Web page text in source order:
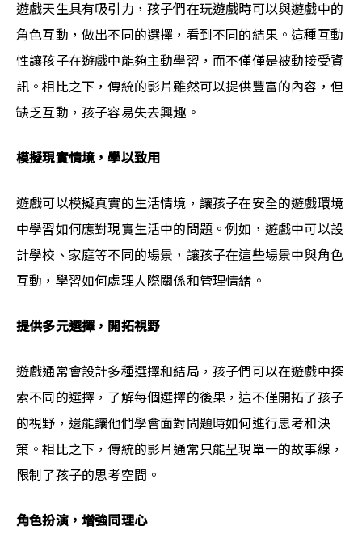
遊戲天生具有吸引力，孩子們在玩遊戲時可以與遊戲中的
角色互動，做出不同的選擇，看到不同的結果。這種互動
性讓孩子在遊戲中能夠主動學習，而不僅僅是被動接受資
訊。相比之下，傳統的影片雖然可以提供豐富的內容，但
缺乏互動，孩子容易失去興趣。
模擬現實情境，學以致用
遊戲可以模擬真實的生活情境，讓孩子在安全的遊戲環境
中學習如何應對現實生活中的問題。例如，遊戲中可以設
計學校、家庭等不同的場景，讓孩子在這些場景中與角色
互動，學習如何處理人際關係和管理情緒。
提供多元選擇，開拓視野
遊戲通常會設計多種選擇和結局，孩子們可以在遊戲中探
索不同的選擇，了解每個選擇的後果，這不僅開拓了孩子
的視野，還能讓他們學會面對問題時如何進行思考和決
策。相比之下，傳統的影片通常只能呈現單一的故事線，
限制了孩子的思考空間。
角色扮演，增強同理心